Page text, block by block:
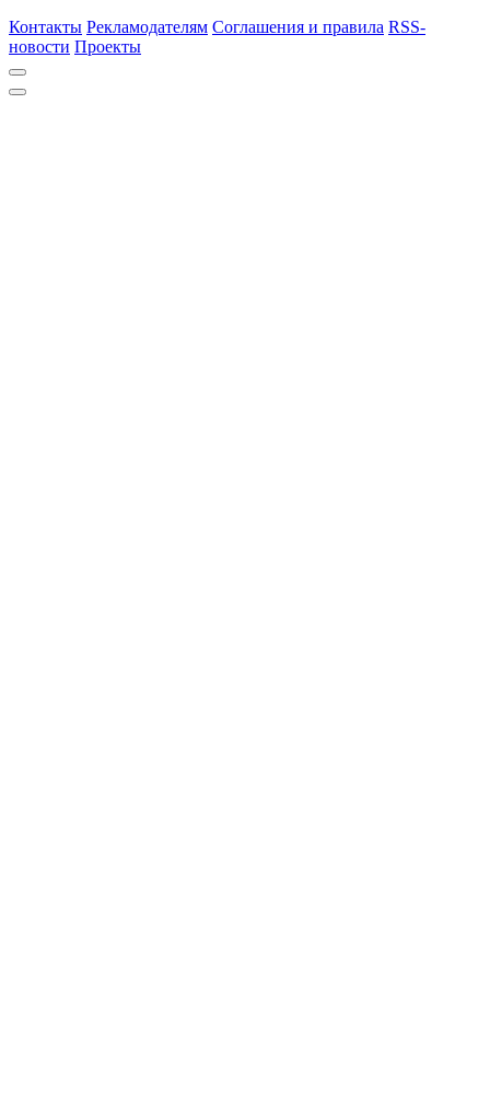
Контакты Рекламодателям Соглашения и правила RSS-
новости Проекты